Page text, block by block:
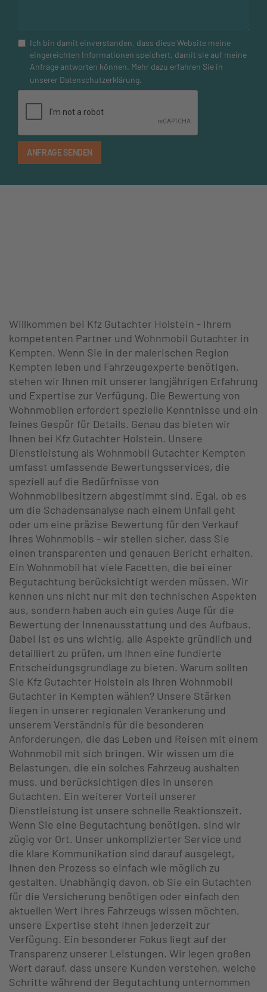
Ich bin damit einverstanden, dass diese Website meine
eingereichten Informationen speichert, damit sie auf meine
Anfrage antworten können. Mehr dazu erfahren Sie in
unserer Datenschutzerklärung.
Willkommen bei Kfz Gutachter Holstein - Ihrem
kompetenten Partner und Wohnmobil Gutachter in
Kempten. Wenn Sie in der malerischen Region
Kempten leben und Fahrzeugexperte benötigen,
stehen wir Ihnen mit unserer langjährigen Erfahrung
und Expertise zur Verfügung. Die Bewertung von
Wohnmobilen erfordert spezielle Kenntnisse und ein
feines Gespür für Details. Genau das bieten wir
Ihnen bei Kfz Gutachter Holstein. Unsere
Dienstleistung als Wohnmobil Gutachter Kempten
umfasst umfassende Bewertungsservices, die
speziell auf die Bedürfnisse von
Wohnmobilbesitzern abgestimmt sind. Egal, ob es
um die Schadensanalyse nach einem Unfall geht
oder um eine präzise Bewertung für den Verkauf
Ihres Wohnmobils - wir stellen sicher, dass Sie
einen transparenten und genauen Bericht erhalten.
Ein Wohnmobil hat viele Facetten, die bei einer
Begutachtung berücksichtigt werden müssen. Wir
kennen uns nicht nur mit den technischen Aspekten
aus, sondern haben auch ein gutes Auge für die
Bewertung der Innenausstattung und des Aufbaus.
Dabei ist es uns wichtig, alle Aspekte gründlich und
detailliert zu prüfen, um Ihnen eine fundierte
Entscheidungsgrundlage zu bieten. Warum sollten
Sie Kfz Gutachter Holstein als Ihren Wohnmobil
Gutachter in Kempten wählen? Unsere Stärken
liegen in unserer regionalen Verankerung und
unserem Verständnis für die besonderen
Anforderungen, die das Leben und Reisen mit einem
Wohnmobil mit sich bringen. Wir wissen um die
Belastungen, die ein solches Fahrzeug aushalten
muss, und berücksichtigen dies in unseren
Gutachten. Ein weiterer Vorteil unserer
Dienstleistung ist unsere schnelle Reaktionszeit.
Wenn Sie eine Begutachtung benötigen, sind wir
zügig vor Ort. Unser unkomplizierter Service und
die klare Kommunikation sind darauf ausgelegt,
Ihnen den Prozess so einfach wie möglich zu
gestalten. Unabhängig davon, ob Sie ein Gutachten
für die Versicherung benötigen oder einfach den
aktuellen Wert Ihres Fahrzeugs wissen möchten,
unsere Expertise steht Ihnen jederzeit zur
Verfügung. Ein besonderer Fokus liegt auf der
Transparenz unserer Leistungen. Wir legen großen
Wert darauf, dass unsere Kunden verstehen, welche
Schritte während der Begutachtung unternommen